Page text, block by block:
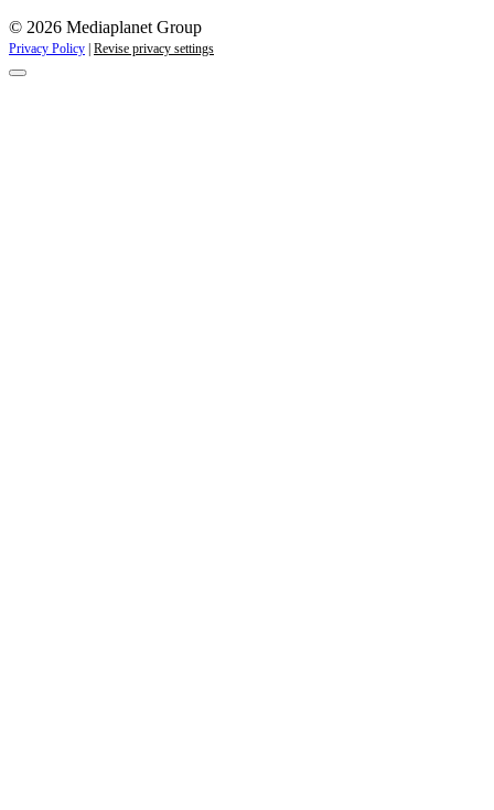
© 2026 Mediaplanet Group
Privacy Policy | Revise privacy settings